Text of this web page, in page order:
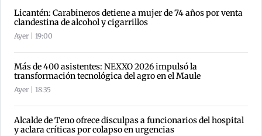
Licantén: Carabineros detiene a mujer de 74 años por venta
clandestina de alcohol y cigarrillos
Ayer | 19:00
Más de 400 asistentes: NEXXO 2026 impulsó la
transformación tecnológica del agro en el Maule
Ayer | 18:35
Alcalde de Teno ofrece disculpas a funcionarios del hospital
y aclara críticas por colapso en urgencias